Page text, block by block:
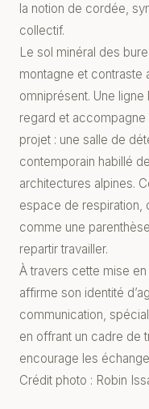
la notion de cordée,
collectif.
Le sol minéral des
montagne et contraste
omniprésent. Une
regard et
projet : une salle de
contemporain habillé
architectures alpines.
espace de respiration,
comme une
repartir travailler.
À travers cette mise
affirme son identité
communication,
en offrant un cadre de
encourage les
Crédit photo : Robin